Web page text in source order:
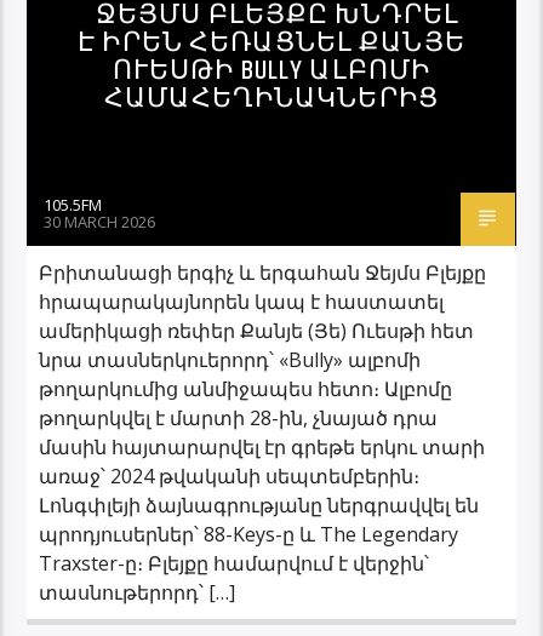
ՋԵՅՄՍ ԲԼԵՅՔԸ ԽՆԴՐԵԼ
Է ԻՐԵՆ ՀԵՌԱՑՆԵԼ ՔԱՆՅԵ
ՈՒԵՍԹԻ BULLY ԱԼԲՈՄԻ
ՀԱՄԱՀԵՂԻՆԱԿՆԵՐԻՑ
105.5FM
30 MARCH 2026
Բրիտանացի երգիչ և երգահան Ջեյմս Բլեյքը
հրապարակայնորեն կապ է հաստատել
ամերիկացի ռեփեր Քանյե (Յե) Ուեսթի հետ
նրա տասներկուերորդ՝ «Bully» ալբոմի
թողարկումից անմիջապես հետո։ Ալբոմը
թողարկվել է մարտի 28-ին, չնայած դրա
մասին հայտարարվել էր գրեթե երկու տարի
առաջ՝ 2024 թվականի սեպտեմբերին։
Լոնգփլեյի ձայնագրությանը ներգրավվել են
պրոդյուսերներ՝ 88-Keys-ը և The Legendary
Traxster-ը։ Բլեյքը համարվում է վերջին՝
տասնութերորդ՝ […]